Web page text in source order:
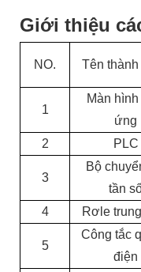
Giới thiệu
NO. Tên thành
1
Màn
ứng
2 PLC
3
Bộ
tần
4 Rơle
5
Công tắc
điện